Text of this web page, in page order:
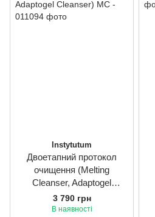
Instytutum
Двоетапний протокол
очищення (Melting
Cleanser, Adaptogel
Cleanser)
3 790 грн
В наявності